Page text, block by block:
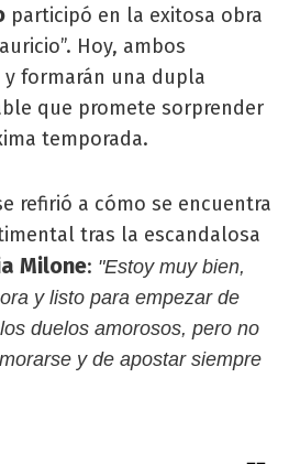
participó en la exitosa obra
Hoy, ambos
formarán una dupla
que promete sorprender
temporada.
refirió a cómo se encuentra
tras la escandalosa
Milone: "Estoy muy bien,
y listo para empezar de
duelos amorosos, pero no
y de apostar siempre